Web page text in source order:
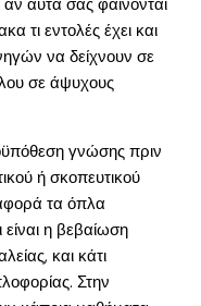
αυτά σας φαίνονται
τι εντολές έχει και
να δείχνουν σε
σε άψυχους
γνώσης πριν
ή σκοπευτικού
τα όπλα
η βεβαίωση
και κάτι
Στην